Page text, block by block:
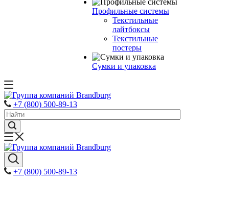
Профильные системы
Текстильные
лайтбоксы
Текстильные
постеры
Сумки и упаковка
+7 (800) 500-89-13
+7 (800) 500-89-13